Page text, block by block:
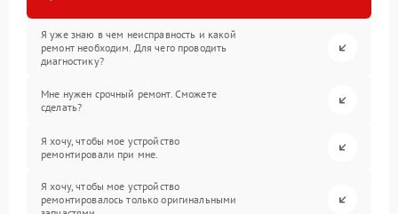
Я уже знаю в чем неисправность и какой
ремонт необходим. Для чего проводить
диагностику?
Мне нужен срочный ремонт. Сможете
сделать?
Я хочу, чтобы мое устройство
ремонтировали при мне.
Я хочу, чтобы мое устройство
ремонтировалось только оригинальными